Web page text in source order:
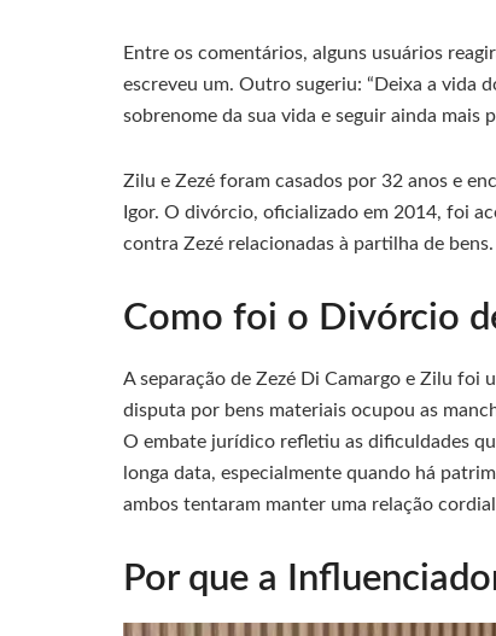
Entre os comentários, alguns usuários
escreveu um. Outro sugeriu: “Deixa a vida
sobrenome da sua vida e seguir ainda mais
Zilu e Zezé foram casados por 32 anos e
Igor. O divórcio, oficializado em 2014, foi
contra Zezé relacionadas à partilha de bens.
Como foi o Divórcio
A separação de Zezé Di Camargo e Zilu foi
disputa por bens materiais ocupou as
O embate jurídico refletiu as dificuldades
longa data, especialmente quando há
ambos tentaram manter uma relação
Por que a